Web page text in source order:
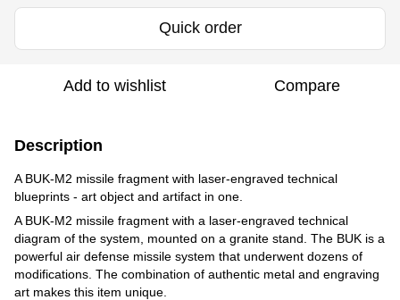
Quick order
Add to wishlist Compare
Description
A BUK-M2 missile fragment with laser-engraved technical
blueprints - art object and artifact in one.
A BUK-M2 missile fragment with a laser-engraved technical
diagram of the system, mounted on a granite stand. The BUK is a
powerful air defense missile system that underwent dozens of
modifications. The combination of authentic metal and engraving
art makes this item unique.